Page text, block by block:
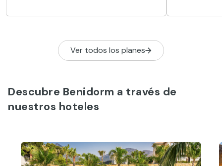
neoclásico
Ver todos los planes
Descubre Benidorm a través de
nuestros hoteles